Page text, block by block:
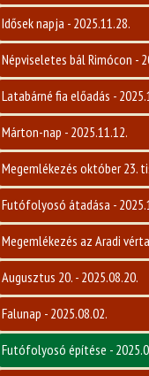
Idősek napja - 2025.11.28.
Latabárné fia előadás -
Márton-nap - 2025.11.12.
Futófolyosó átadása -
Augusztus 20. - 2025.08.20.
Falunap - 2025.08.02.
Futófolyosó építése -